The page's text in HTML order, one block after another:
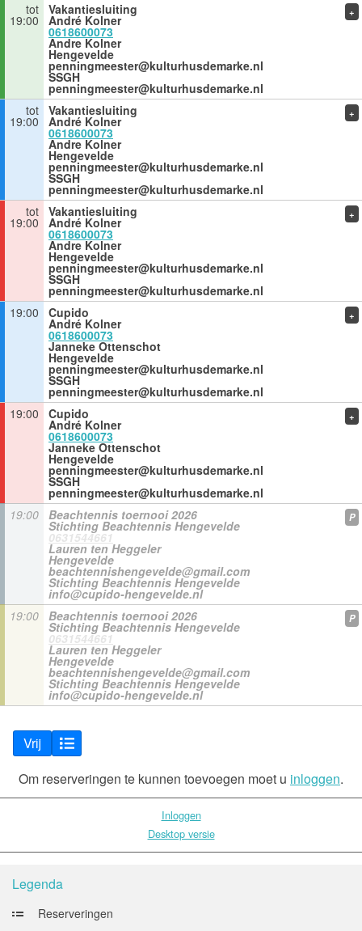
tot
19:00
+
Vakantiesluiting
André Kolner
0618600073
Andre Kolner
Hengevelde
penningmeester@kulturhusdemarke.nl
SSGH
penningmeester@kulturhusdemarke.nl
tot
19:00
+
Vakantiesluiting
André Kolner
0618600073
Andre Kolner
Hengevelde
penningmeester@kulturhusdemarke.nl
SSGH
penningmeester@kulturhusdemarke.nl
tot
19:00
+
Vakantiesluiting
André Kolner
0618600073
Andre Kolner
Hengevelde
penningmeester@kulturhusdemarke.nl
SSGH
penningmeester@kulturhusdemarke.nl
19:00
+
Cupido
André Kolner
0618600073
Janneke Ottenschot
Hengevelde
penningmeester@kulturhusdemarke.nl
SSGH
penningmeester@kulturhusdemarke.nl
19:00
+
Cupido
André Kolner
0618600073
Janneke Ottenschot
Hengevelde
penningmeester@kulturhusdemarke.nl
SSGH
penningmeester@kulturhusdemarke.nl
19:00
P
Beachtennis toernooi 2026
Stichting Beachtennis Hengevelde
0631544661
Lauren ten Heggeler
Hengevelde
beachtennishengevelde@gmail.com
Stichting Beachtennis Hengevelde
info@cupido-hengevelde.nl
19:00
P
Beachtennis toernooi 2026
Stichting Beachtennis Hengevelde
0631544661
Lauren ten Heggeler
Hengevelde
beachtennishengevelde@gmail.com
Stichting Beachtennis Hengevelde
info@cupido-hengevelde.nl
Vrij
Om reserveringen te kunnen toevoegen moet u inloggen.
Inloggen
Desktop versie
Legenda
Reserveringen